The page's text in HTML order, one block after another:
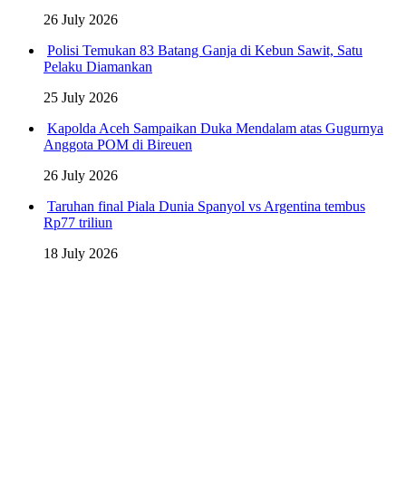
26 July 2026
Polisi Temukan 83 Batang Ganja di Kebun Sawit, Satu
Pelaku Diamankan
25 July 2026
Kapolda Aceh Sampaikan Duka Mendalam atas Gugurnya
Anggota POM di Bireuen
26 July 2026
Taruhan final Piala Dunia Spanyol vs Argentina tembus
Rp77 triliun
18 July 2026